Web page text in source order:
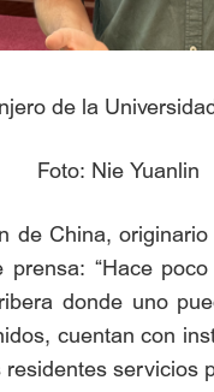
de la
Foto: Nie Yuanlin
de China,
“Hace
donde uno
cuentan con
servicios